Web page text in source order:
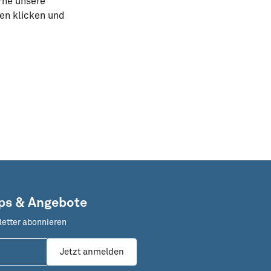
klicken und
& Angebote
abonnieren
Jetzt anmelden